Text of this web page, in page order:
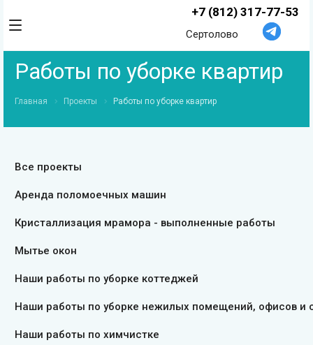
+7 (812) 317-77-53
Сертолово
Работы по уборке квартир
Главная Проекты Работы по уборке квартир
Все проекты
Аренда поломоечных машин
Кристаллизация мрамора - выполненные работы
Мытье окон
Наши работы по уборке коттеджей
Наши работы по уборке нежилых помещений, офисов и
Наши работы по химчистке